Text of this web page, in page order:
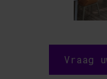
Vraag